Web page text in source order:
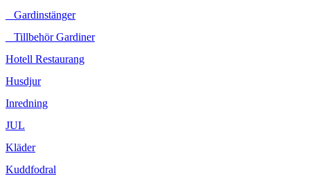
Gardinstänger
Tillbehör Gardiner
Hotell Restaurang
Husdjur
Inredning
JUL
Kläder
Kuddfodral